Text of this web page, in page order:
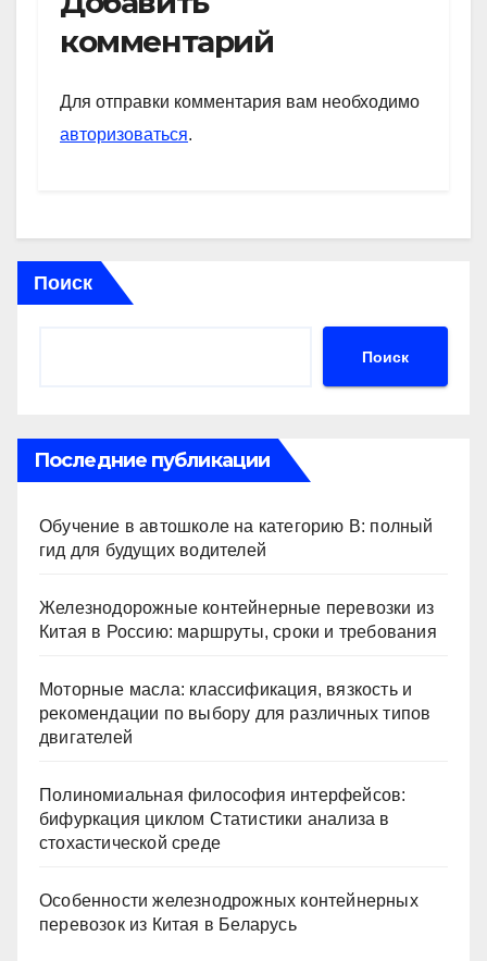
s
A
p
p
gr
a
m
o
kl
a
и
комментарий
Для отправки комментария вам необходимо
авторизоваться.
Поиск
Поиск
Последние публикации
Обучение в автошколе на категорию В: полный
гид для будущих водителей
Железнодорожные контейнерные перевозки из
Китая в Россию: маршруты, сроки и требования
Моторные масла: классификация, вязкость и
рекомендации по выбору для различных типов
двигателей
Полиномиальная философия интерфейсов:
бифуркация циклом Статистики анализа в
стохастической среде
Особенности железнодрожных контейнерных
перевозок из Китая в Беларусь